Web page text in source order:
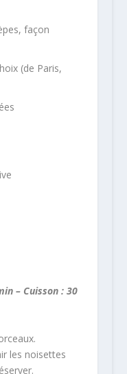
façon
(de Paris,
– Cuisson : 30
les noisettes